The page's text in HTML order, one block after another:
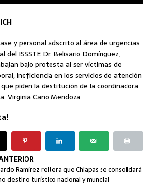
y personal adscrito al área de urgencias
del ISSSTE Dr. Belisario Domínguez,
bajo protesta al ser víctimas de
ineficiencia en los servicios de atención
piden la destitución de la coordinadora
Virginia Cano Mendoza
Ramírez reitera que Chiapas se consolidará
destino turístico nacional y mundial